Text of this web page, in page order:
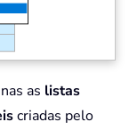
as listas
criadas pelo